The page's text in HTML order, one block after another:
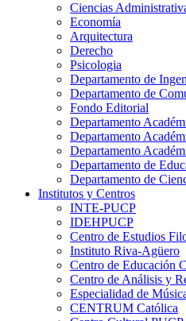
Ciencias
Economía
Arquitectura
Derecho
Psicologia
Departamento de
Departamento de
Fondo Editorial
Departamento
Departamento
Departamento
Departamento de
Departamento de
Institutos y Centros
INTE-PUCP
IDEHPUCP
Centro de Estudios
Instituto Riva-Agüero
Centro de Educación
Centro de Análisis y
Especialidad de
CENTRUM Católica